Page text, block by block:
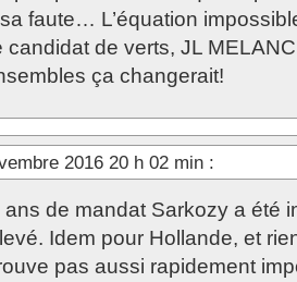
faute… L’équation
candidat de verts, JL
ça changerait!
2016 20 h 02 min :
de mandat Sarkozy a été
Idem pour Hollande, et
pas aussi rapidement